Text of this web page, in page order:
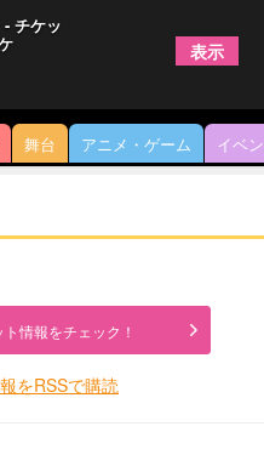
舞台 アニメ・ゲーム イベ
情報をチェック！
をRSSで購読
チケッ
表示